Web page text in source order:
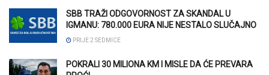
SBB TRAŽI ODGOVORNOST ZA SKANDAL U
IGMANU: 780.000 EURA NIJE NESTALO SLUČAJNO
PRIJE 2 SEDMICE
POKRALI 30 MILIONA KM I MISLE DA ĆE PREVARA